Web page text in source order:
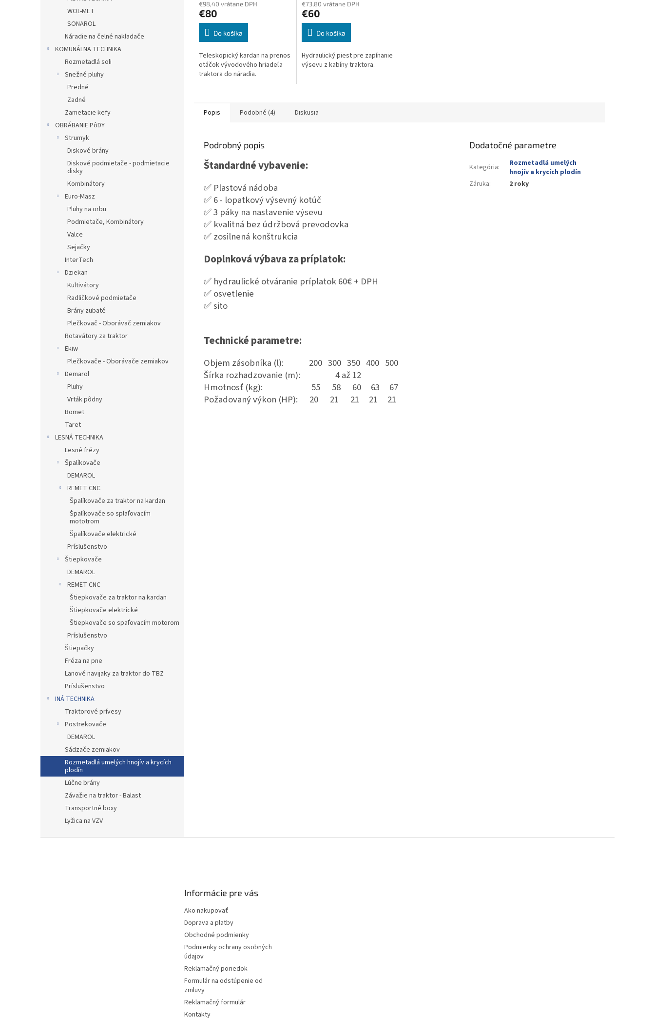
WOL-MET
SONAROL
Náradie na čelné nakladače
KOMUNÁLNA TECHNIKA
Rozmetadlá soli
Snežné pluhy
Predné
Zadné
Zametacie kefy
OBRÁBANIE PôDY
Strumyk
Diskové brány
Diskové podmietače - podmietacie
disky
Kombinátory
Euro-Masz
Pluhy na orbu
Podmietače, Kombinátory
Valce
Sejačky
InterTech
Dziekan
Kultivátory
Radličkové podmietače
Brány zubaté
Plečkovač - Oborávač zemiakov
Rotavátory za traktor
Ekiw
Plečkovače - Oborávače zemiakov
Demarol
Pluhy
Vrták pôdny
Bomet
Taret
LESNÁ TECHNIKA
Lesné frézy
Špalíkovače
DEMAROL
REMET CNC
Špalíkovače za traktor na kardan
Špalíkovače so splaľovacím
mototrom
Špalíkovače elektrické
Príslušenstvo
Štiepkovače
DEMAROL
REMET CNC
Štiepkovače za traktor na kardan
Štiepkovače elektrické
Štiepkovače so spaľovacím motorom
Príslušenstvo
Štiepačky
Fréza na pne
Lanové navijaky za traktor do TBZ
Príslušenstvo
INÁ TECHNIKA
Traktorové prívesy
Postrekovače
DEMAROL
Sádzače zemiakov
Rozmetadlá umelých hnojív a krycích
plodín
Lúčne brány
Závažie na traktor - Balast
Transportné boxy
Lyžica na VZV
€98,40 vrátane DPH
€80
Do košíka
Teleskopický kardan na prenos
otáčok vývodového hriadeľa
traktora do náradia.
€73,80 vrátane DPH
€60
Do košíka
Hydraulický piest pre zapínanie
výsevu z kabíny traktora.
Popis Podobné (4) Diskusia
Podrobný popis
Štandardné vybavenie:
✅ Plastová nádoba
✅ 6 - lopatkový výsevný kotúč
✅ 3 páky na nastavenie výsevu
✅ kvalitná bez údržbová prevodovka
✅ zosilnená konštrukcia
Doplnková výbava za príplatok:
✅ hydraulické otváranie príplatok 60€ + DPH
✅ osvetlenie
✅ sito
Technické parametre:
Objem zásobníka (l): 200 300 350 400 500
Šírka rozhadzovanie (m): 4 až 12
Hmotnosť (kg): 55 58 60 63 67
Požadovaný výkon (HP): 20 21 21 21 21
Dodatočné parametre
Kategória:
Rozmetadlá umelých
hnojív a krycích plodín
Záruka: 2 roky
Informácie pre vás
Ako nakupovať
Doprava a platby
Obchodné podmienky
Podmienky ochrany osobných
údajov
Reklamačný poriedok
Formulár na odstúpenie od
zmluvy
Reklamačný formulár
Kontakty